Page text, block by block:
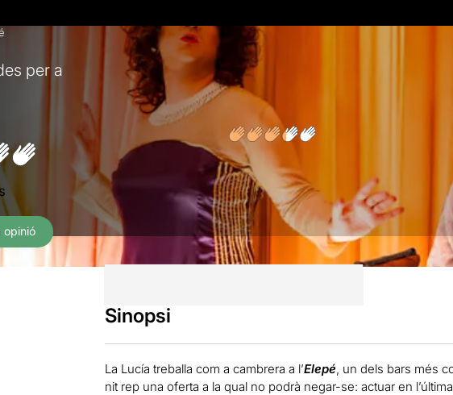
per a
opinió
Sinopsi
La Lucía treballa com a cambrera a l’Elepé , un dels bars més
nit rep una oferta a la qual no podrà negar-se: actuar en